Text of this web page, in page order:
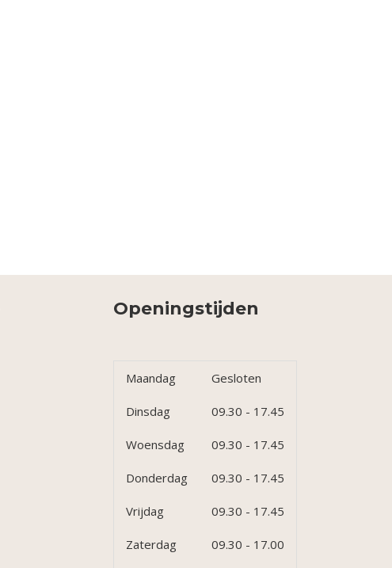
Openingstijden
Maandag Gesloten
Dinsdag 09.30 - 17.45
Woensdag 09.30 - 17.45
Donderdag 09.30 - 17.45
Vrijdag 09.30 - 17.45
Zaterdag 09.30 - 17.00